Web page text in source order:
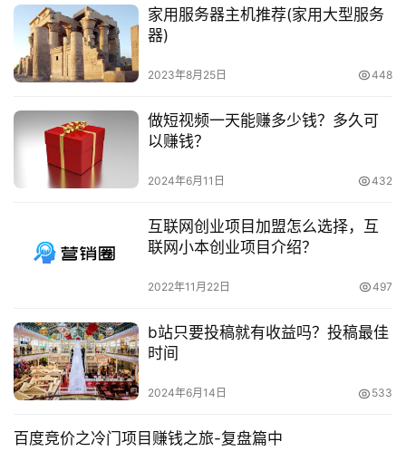
淘
宝
分
享
的流量入口：
热点事件，因为用户主动发起搜索行为而获得「搜
索流量」;
知名up主，在用户关注的时间线/主页feed流里获
得「粉丝流量」。
03.变现
1.自推自卖。
目前，B站上的商店是邀请制的。 一般来说，被邀
无疑问，我明明自己已经获得开店资格
Vlogger的个人商业化路线已经很明显了。
Vlogger类型的粉丝垂直性往往比其他类似的up主，变现容
家用服务器主机推荐(家用大型服务
器)
2023年8月25日 448
做短视频一天能赚多少钱？多久可
以赚钱？
2024年6月11日 432
互联网创业项目加盟怎么选择，互
联网小本创业项目介绍？
2022年11月22日 497
b站只要投稿就有收益吗？投稿最佳
时间
2024年6月14日 533
百度竞价之冷门项目赚钱之旅-复盘篇中